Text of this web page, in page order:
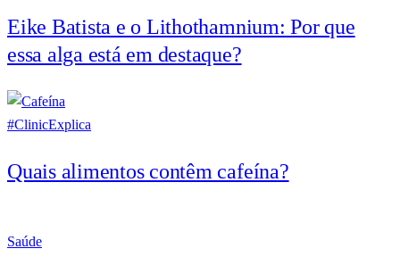
Eike Batista e o Lithothamnium: Por que
essa alga está em destaque?
#ClinicExplica
Quais alimentos contêm cafeína?
Saúde